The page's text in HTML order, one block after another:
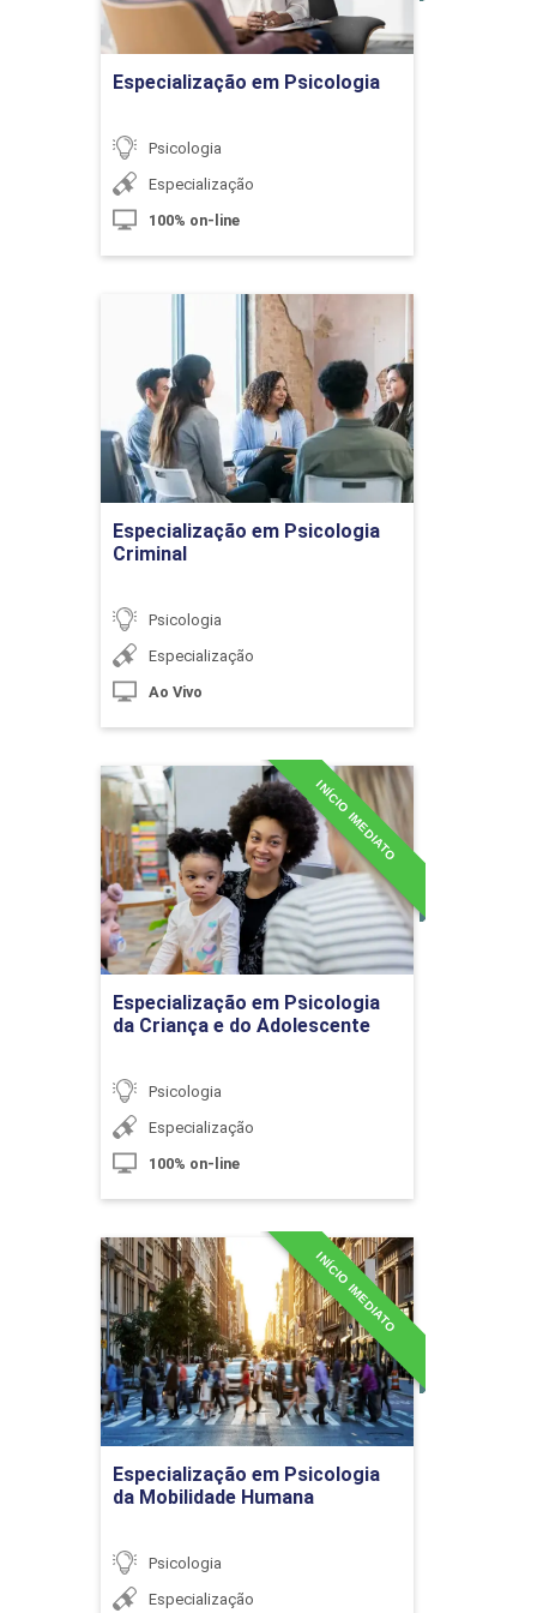
10h
Teorias da Aprendizagem
Processos Psicológicos da
Aprendizagem
Variações Individuais: Estilos de
Aprendizagem, Personalidade e
10h
Relação entre a Aprendizagem e o
Desenvolvimento
10h
Afetividade e Processos de Ensino e
Aprendizagem
10h
Especialização em Psicologia
Psicologia
Especialização
100% on-line
Ir para Inscrição
Especialização em Psicologia
Criminal
Psicologia
Especialização
Ao Vivo
Especialização em
Psicologia Criminal
Detalhes do curso
Ir para Inscrição
Especialização em Psicologia
da Criança e do Adolescente
INÍCIO IMEDIATO
Psicologia
Especialização
100% on-line
Especialização em
Psicologia da Criança e do
Adolescente
Detalhes do curso
Especialização em Psicologia
da Mobilidade Humana
INÍCIO IMEDIATO
Psicologia
Especialização
Especialização em
Psicologia da Mobilidade
Humana
Detalhes do curso